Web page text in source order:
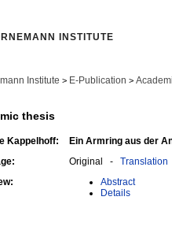
INSTITUTE
Institute > E-Publication >
thesis
Kappelhoff: Ein Armring aus der
Original - Translation
Abstract
Details